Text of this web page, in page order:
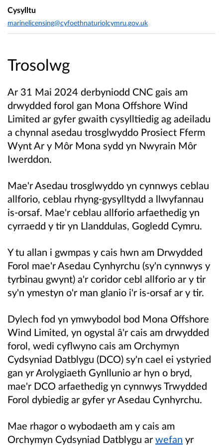
Trosolwg
Ar 31 Mai 2024 derbyniodd CNC gais am
drwydded forol gan Mona Offshore Wind
Limited ar gyfer gwaith cysylltiedig ag adeiladu
a chynnal asedau trosglwyddo Prosiect Fferm
Wynt Ar y Môr Mona sydd yn Nwyrain Môr
Iwerddon.
Mae'r Asedau trosglwyddo yn cynnwys ceblau
allforio, ceblau rhyng-gysylltydd a llwyfannau
is-orsaf. Mae'r ceblau allforio arfaethedig yn
cyrraedd y tir yn Llanddulas, Gogledd Cymru.
Y tu allan i gwmpas y cais hwn am Drwydded
Forol mae'r Asedau Cynhyrchu (sy'n cynnwys y
tyrbinau gwynt) a'r coridor cebl allforio ar y tir
sy'n ymestyn o'r man glanio i'r is-orsaf ar y tir.
Dylech fod yn ymwybodol bod Mona Offshore
Wind Limited, yn ogystal â'r cais am drwydded
forol, wedi cyflwyno cais am Orchymyn
Cydsyniad Datblygu (DCO) sy'n cael ei ystyried
gan yr Arolygiaeth Gynllunio ar hyn o bryd,
mae'r DCO arfaethedig yn cynnwys Trwydded
Forol dybiedig ar gyfer yr Asedau Cynhyrchu.
Mae rhagor o wybodaeth am y cais am
Orchymyn Cydsyniad Datblygu ar wefan yr
Cysylltu
marinelicensing@cyfoethnaturiolcymru.gov.uk